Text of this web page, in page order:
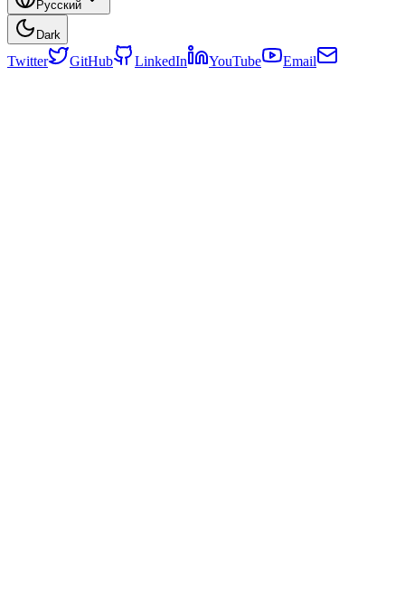
Русский
Dark
Twitter GitHub LinkedIn YouTube Email